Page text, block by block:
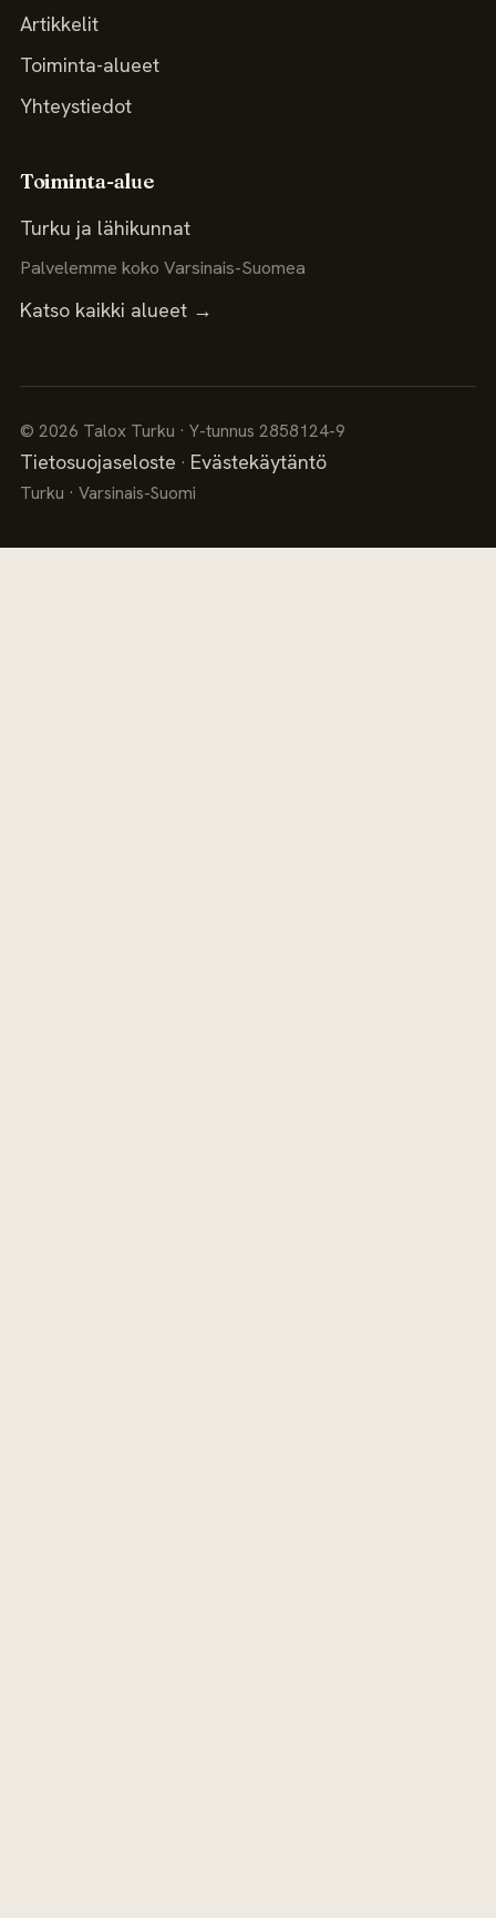
Artikkelit
Toiminta-alueet
Yhteystiedot
Toiminta-alue
Turku ja lähikunnat
Palvelemme koko Varsinais-Suomea
Katso kaikki alueet →
© 2026 Talox Turku · Y-tunnus 2858124-9
Tietosuojaseloste · Evästekäytäntö
Turku · Varsinais-Suomi